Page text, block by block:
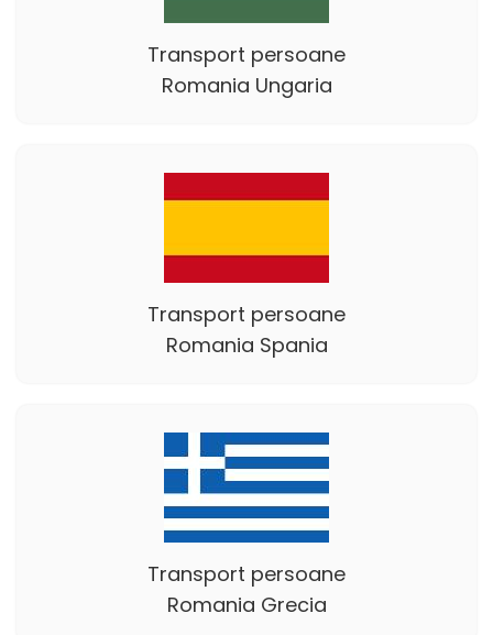
Transport persoane
Romania Ungaria
Transport persoane
Romania Spania
Transport persoane
Romania Grecia